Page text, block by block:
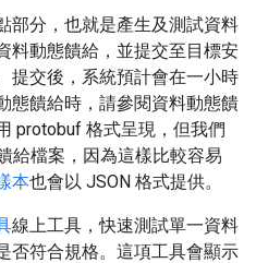
部分，也就是產生及測試資料
料動態饋給，並提交至目標安
提交後，系統預計會在一小時
態饋給時，請參閱資料動態饋
protobuf 格式呈現，但我們
給檔案，因為這樣比較容易
本也會以 JSON 格式提供。
線上工具，快速測試單一資料
否符合規格。這項工具會顯示